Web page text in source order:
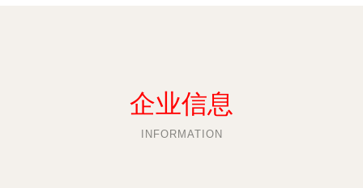
企业信息
INFORMATION